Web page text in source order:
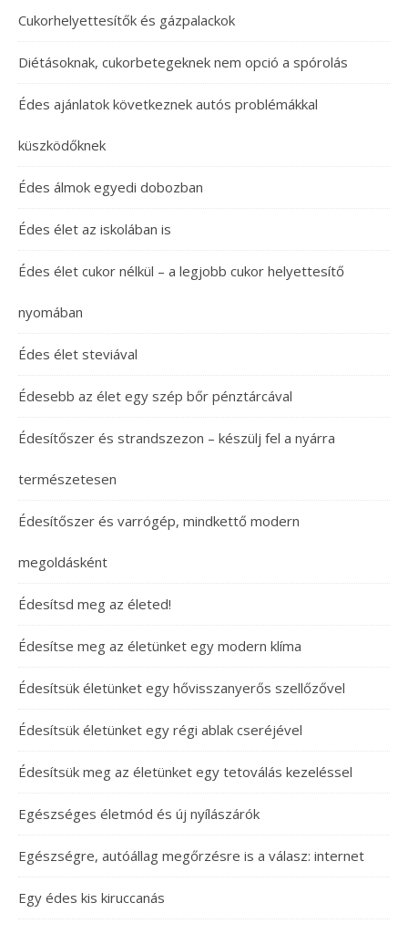
Cukorhelyettesítők és gázpalackok
Diétásoknak, cukorbetegeknek nem opció a spórolás
Édes ajánlatok következnek autós problémákkal
küszködőknek
Édes álmok egyedi dobozban
Édes élet az iskolában is
Édes élet cukor nélkül – a legjobb cukor helyettesítő
nyomában
Édes élet steviával
Édesebb az élet egy szép bőr pénztárcával
Édesítőszer és strandszezon – készülj fel a nyárra
természetesen
Édesítőszer és varrógép, mindkettő modern
megoldásként
Édesítsd meg az életed!
Édesítse meg az életünket egy modern klíma
Édesítsük életünket egy hővisszanyerős szellőzővel
Édesítsük életünket egy régi ablak cseréjével
Édesítsük meg az életünket egy tetoválás kezeléssel
Egészséges életmód és új nyílászárók
Egészségre, autóállag megőrzésre is a válasz: internet
Egy édes kis kiruccanás